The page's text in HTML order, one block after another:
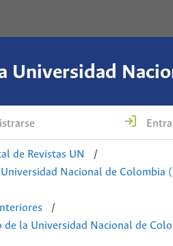
de Revistas UN
/
Nacional de Colombia
/
de la Universidad Nacional de